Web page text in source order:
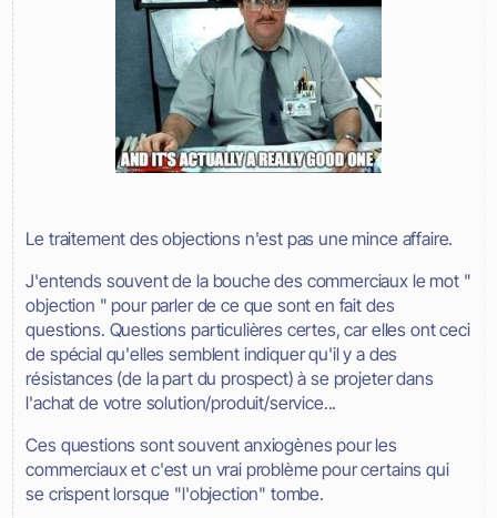
Le traitement des objections n'est pas une mince affaire.
J'entends souvent de la bouche des commerciaux le mot "
objection " pour parler de ce que sont en fait des
questions. Questions particulières certes, car elles ont ceci
de spécial qu'elles semblent indiquer qu'il y a des
résistances (de la part du prospect) à se projeter dans
l'achat de votre solution/produit/service...
Ces questions sont souvent anxiogènes pour les
commerciaux et c'est un vrai problème pour certains qui
se crispent lorsque "l'objection" tombe.